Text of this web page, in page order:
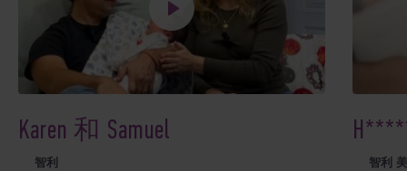
Karen 和 Samuel
智利 智利